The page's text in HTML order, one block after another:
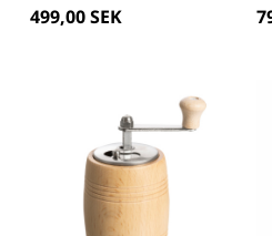
499,00 SEK